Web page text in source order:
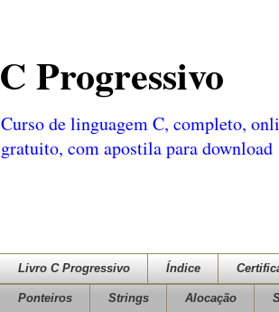
C Progressivo
Curso de linguagem C, completo,
gratuito, com apostila para download
Livro C Progressivo Índice
Ponteiros Strings Alocação